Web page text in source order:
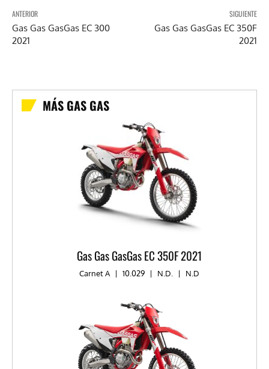
ANTERIOR
Gas Gas GasGas EC 300
2021
SIGUIENTE
Gas Gas GasGas EC 350F
2021
MÁS GAS GAS
Gas Gas GasGas EC 350F 2021
Carnet A | 10.029 | N.D. | N.D